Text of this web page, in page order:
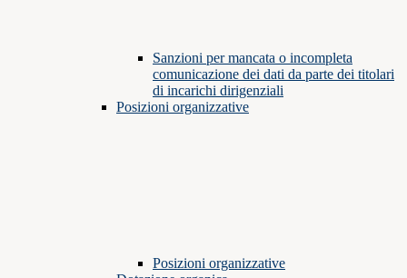
Sanzioni per mancata o incompleta
comunicazione dei dati da parte dei titolari
di incarichi dirigenziali
Posizioni organizzative
Posizioni organizzative